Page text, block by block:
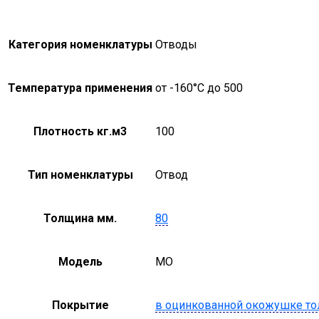
Категория номенклатуры Отводы
Температура применения от -160°С до 500
Плотность кг.м3 100
Тип номенклатуры Отвод
Толщина мм. 80
Модель MO
Покрытие в оцинкованной окожушке